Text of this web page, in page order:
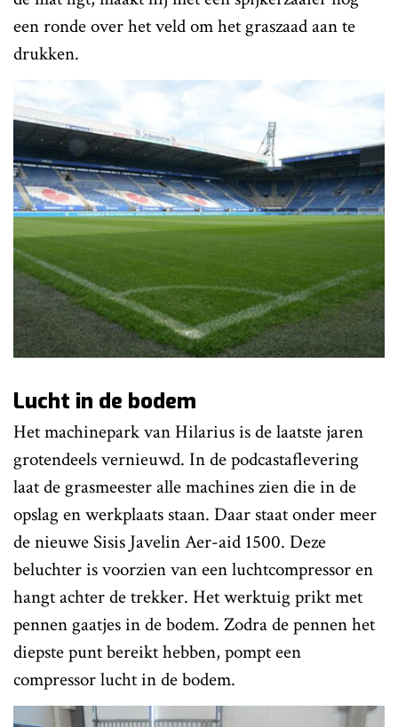
een ronde over het veld om het graszaad aan te
drukken.
Lucht in de bodem
Het machinepark van Hilarius is de laatste jaren
grotendeels vernieuwd. In de podcastaflevering
laat de grasmeester alle machines zien die in de
opslag en werkplaats staan. Daar staat onder meer
de nieuwe Sisis Javelin Aer-aid 1500. Deze
beluchter is voorzien van een luchtcompressor en
hangt achter de trekker. Het werktuig prikt met
pennen gaatjes in de bodem. Zodra de pennen het
diepste punt bereikt hebben, pompt een
compressor lucht in de bodem.